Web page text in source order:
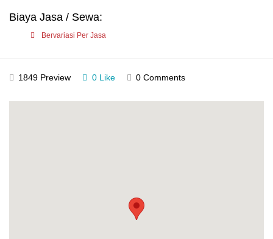
Biaya Jasa / Sewa:
Bervariasi Per Jasa
1849 Preview 0 Like 0 Comments